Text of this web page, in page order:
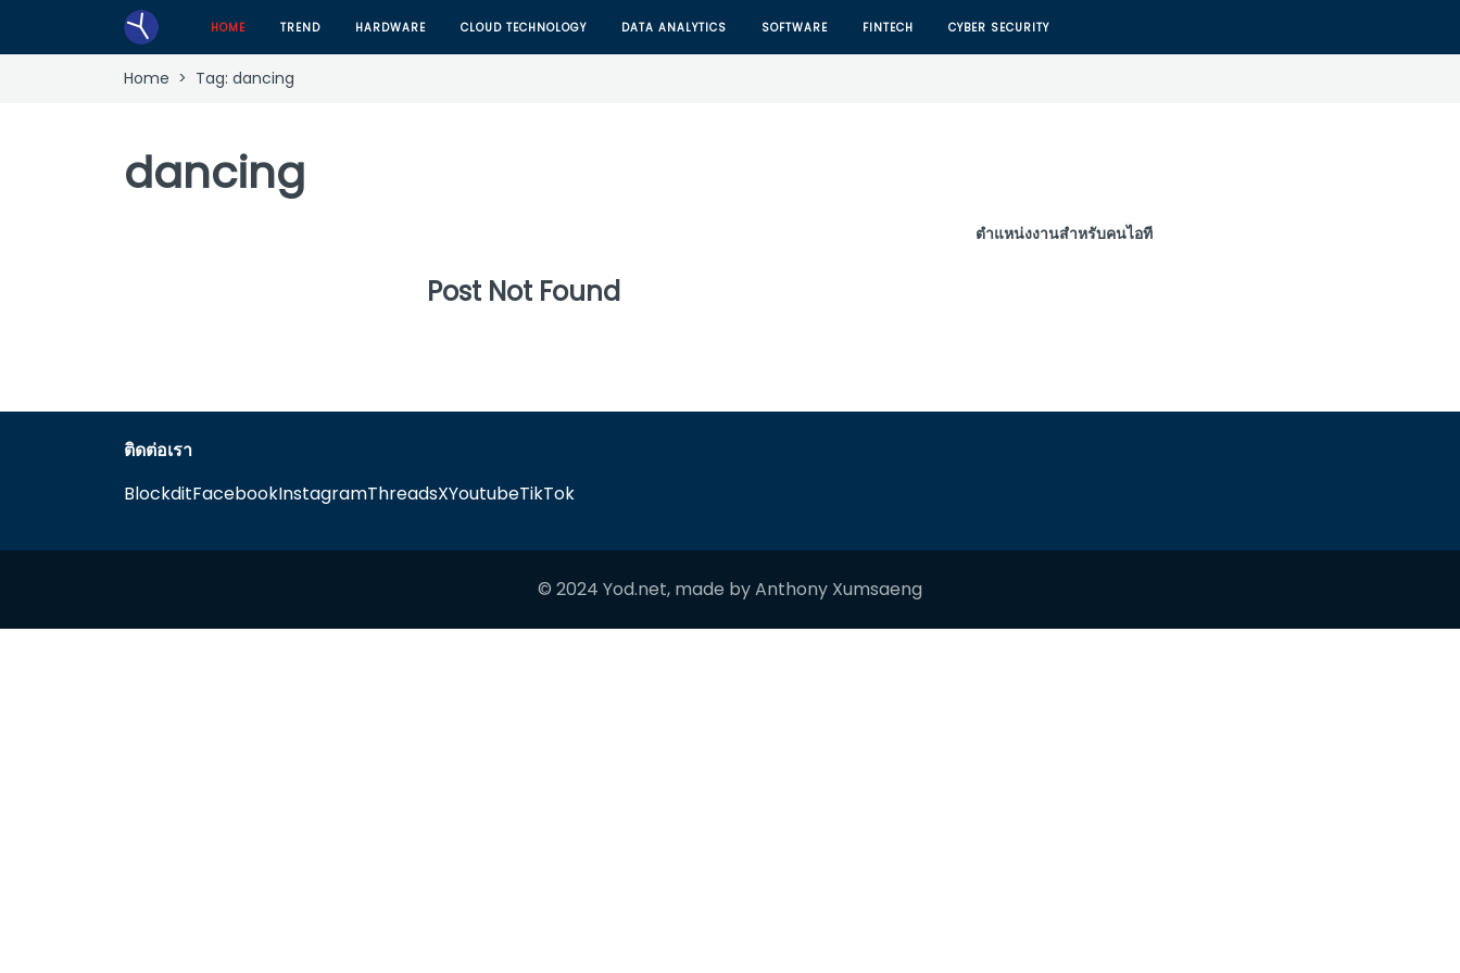
HOME TREND HARDWARE CLOUD TECHNOLOGY DATA ANALYTICS SOFTWARE FINTECH CYBER SECURITY
Home > Tag: dancing
dancing
Post Not Found
ตำแหน่งงานสำหรับคนไอที
ติดต่อเรา
BlockditFacebookInstagramThreadsXYoutubeTikTok
© 2024 Yod.net, made byAnthony Xumsaeng